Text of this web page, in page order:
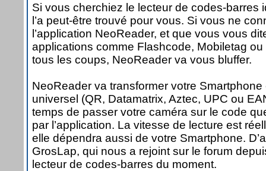
Si vous cherchiez le lecteur de codes-barres
l’a peut-être trouvé pour vous. Si vous ne
l’application NeoReader, et que vous vous
applications comme Flashcode, Mobiletag
tous les coups, NeoReader va vous bluffer.
NeoReader va transformer votre
universel (QR, Datamatrix, Aztec, UPC ou
temps de passer votre caméra sur le code
par l’application. La vitesse de lecture est
elle dépendra aussi de votre Smartphone.
GrosLap, qui nous a rejoint sur le forum
lecteur de codes-barres du moment.